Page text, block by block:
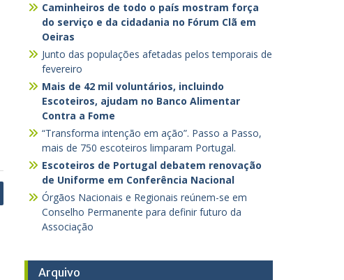
Caminheiros de todo o país mostram força
do serviço e da cidadania no Fórum Clã em
Oeiras
Junto das populações afetadas pelos temporais de
fevereiro
Mais de 42 mil voluntários, incluindo
Escoteiros, ajudam no Banco Alimentar
Contra a Fome
“Transforma intenção em ação”. Passo a Passo,
mais de 750 escoteiros limparam Portugal.
Escoteiros de Portugal debatem renovação
de Uniforme em Conferência Nacional
Órgãos Nacionais e Regionais reúnem-se em
Conselho Permanente para definir futuro da
Associação
Arquivo